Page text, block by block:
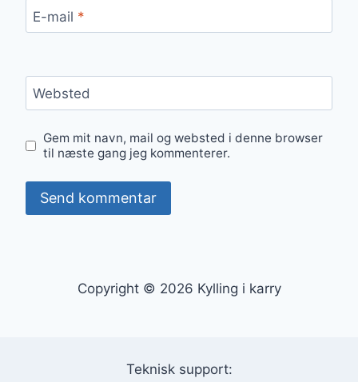
E-mail *
Websted
Gem mit navn, mail og websted i denne browser
til næste gang jeg kommenterer.
Copyright © 2026 Kylling i karry
Teknisk support: